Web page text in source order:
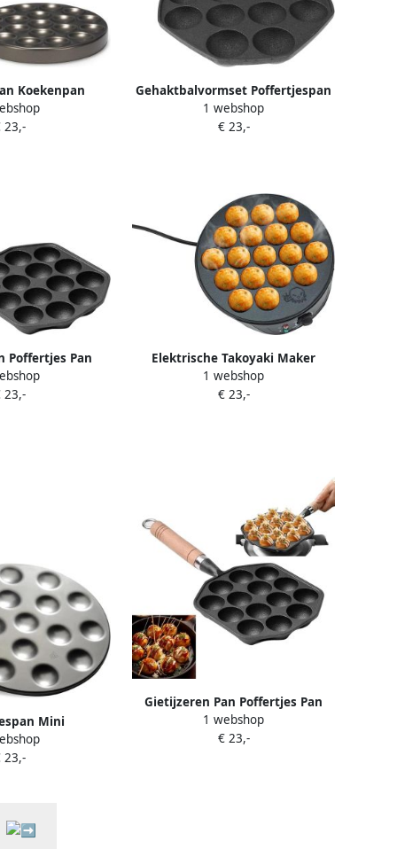
Koekenpan
maken
25 cm Zwart
23,-
Gehaktbalvormset Poffertjespan
Octopuspan Kleine Snacks Maken
12 Gevormde Mallen
1 webshop
€ 23,-
Poffertjes Pan
Holtes Gietijzer
23,-
Elektrische Takoyaki Maker
Poffertjespan Mini Pannenkoek
Machine Snacks Maken 18-Hole
1 webshop
€ 23,-
Mini
Lekkere
Natuurlijke
23,-
Gietijzeren Pan Poffertjes Pan
Snacks Maken 14 Holes 3.8cm
Diameter Zwart
1 webshop
€ 23,-